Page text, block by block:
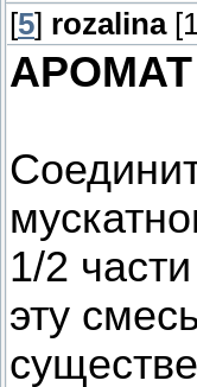
[5] rozalina
АРОМАТ
1/2
эту